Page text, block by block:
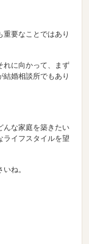
要なことではあり
れに向かって、まず
婚相談所でもあり
んな家庭を築きたい
ライフスタイルを望
ね。